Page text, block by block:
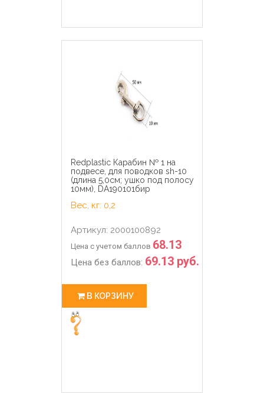
Redplastic Карабин № 1 на
подвесе, для поводков sh-10
(длина 5,0см; ушко под полосу
10мм), DA190101бир
Вес, кг: 0,2
Артикул: 2000100892
Цена с учетом баллов 68.13
Цена без баллов: 69.13 руб.
В КОРЗИНУ